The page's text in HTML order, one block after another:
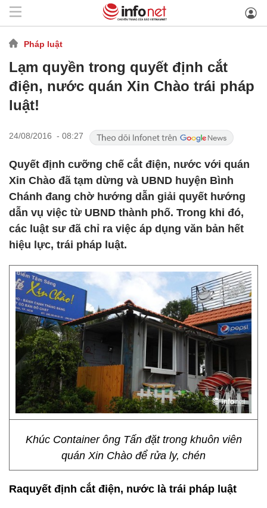
Pháp luật
Lạm quyền trong quyết định cắt
điện, nước quán Xin Chào trái pháp
luật!
24/08/2016 - 08:27
Quyết định cưỡng chế cắt điện, nước với quán
Xin Chào đã tạm dừng và UBND huyện Bình
Chánh đang chờ hướng dẫn giải quyết hướng
dẫn vụ việc từ UBND thành phố. Trong khi đó,
các luật sư đã chỉ ra việc áp dụng văn bản hết
hiệu lực, trái pháp luật.
Khúc Container ông Tấn đặt trong khuôn viên
quán Xin Chào để rửa ly, chén
Raquyết định cắt điện, nước là trái pháp luật